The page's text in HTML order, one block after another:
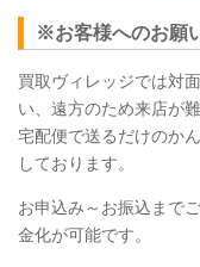
※お客様へのお願
買取ヴィレッジでは対
い、遠方のため来店が
宅配便で送るだけのか
しております。
お申込み～お振込まで
金化が可能です。